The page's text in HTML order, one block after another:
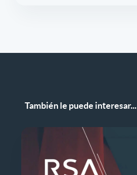
También le puede interesar...